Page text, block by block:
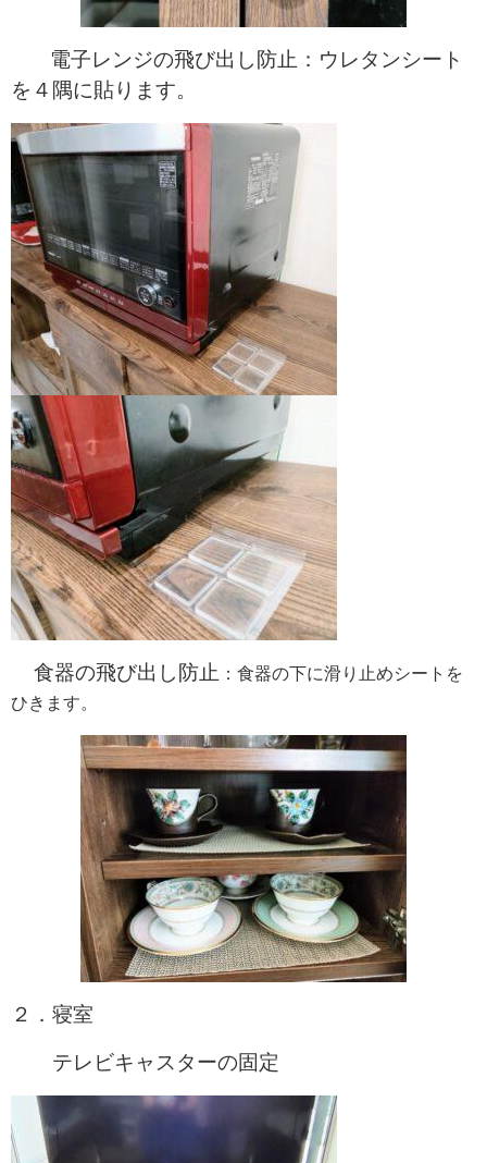
電子レンジの飛び出し防止：ウレタンシート
を４隅に貼ります。
食器の飛び出し防止 ：食器の下に滑り止めシートを
ひきます。
２．寝室
テレビキャスターの固定